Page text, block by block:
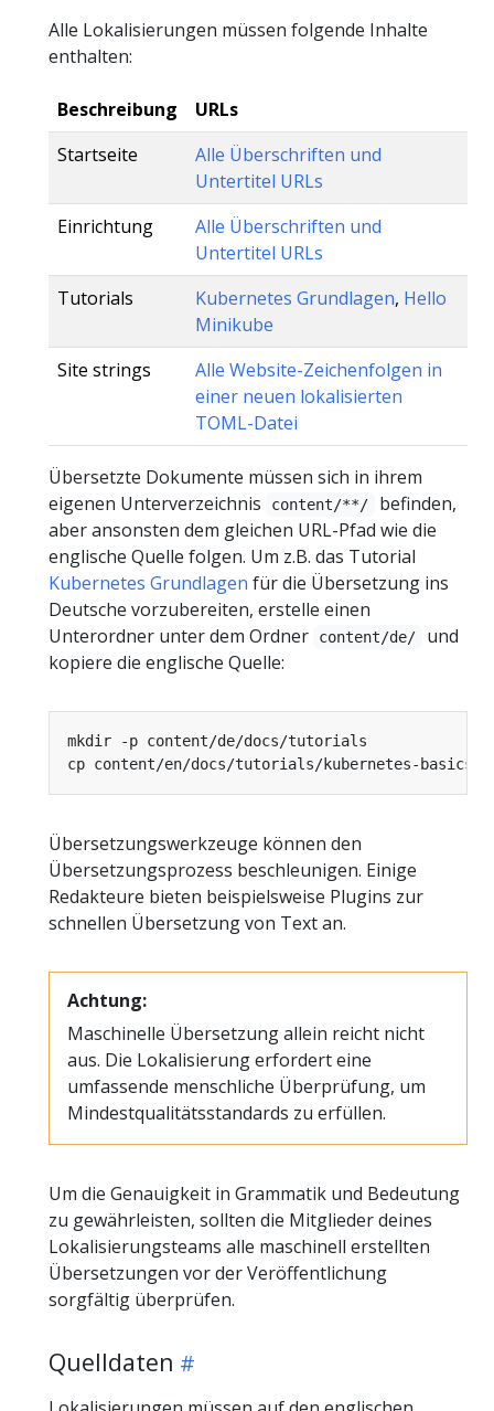
Alle Lokalisierungen müssen folgende Inhalte
enthalten:
Beschreibung
URLs
Startseite
Alle Überschriften und
Untertitel URLs
Einrichtung
Alle Überschriften und
Untertitel URLs
Tutorials
Kubernetes Grundlagen, Hello
Minikube
Site strings
Alle Website-Zeichenfolgen in
einer neuen lokalisierten
TOML-Datei
Übersetzte Dokumente müssen sich in ihrem
eigenen Unterverzeichnis
content/**/
befinden,
aber ansonsten dem gleichen URL-Pfad wie die
englische Quelle folgen. Um z.B. das Tutorial
Kubernetes Grundlagen für die Übersetzung ins
Deutsche vorzubereiten, erstelle einen
Unterordner unter dem Ordner
content/de/
und
kopiere die englische Quelle:
Übersetzungswerkzeuge können den
Übersetzungsprozess beschleunigen. Einige
Redakteure bieten beispielsweise Plugins zur
schnellen Übersetzung von Text an.
Achtung:
Maschinelle Übersetzung allein reicht nicht
aus. Die Lokalisierung erfordert eine
umfassende menschliche Überprüfung, um
Mindestqualitätsstandards zu erfüllen.
Um die Genauigkeit in Grammatik und Bedeutung
zu gewährleisten, sollten die Mitglieder deines
Lokalisierungsteams alle maschinell erstellten
Übersetzungen vor der Veröffentlichung
sorgfältig überprüfen.
Quelldaten